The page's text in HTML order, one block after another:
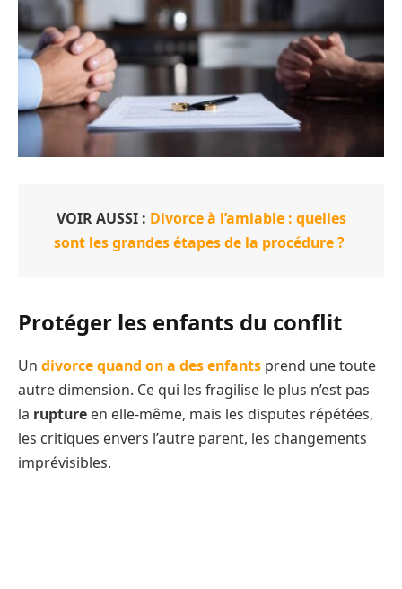
VOIR AUSSI : Divorce à l’amiable : quelles
sont les grandes étapes de la procédure ?
Protéger les enfants du conflit
Un divorce quand on a des enfants prend une toute
autre dimension. Ce qui les fragilise le plus n’est pas
la rupture en elle-même, mais les disputes répétées,
les critiques envers l’autre parent, les changements
imprévisibles.